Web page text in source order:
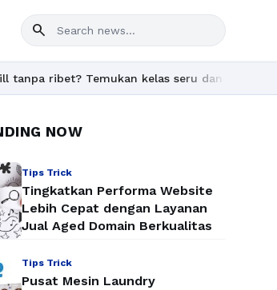
search
Temukan kelas seru dan materi lengkap
NOW
Tips Trick
Tingkatkan Performa Website
Lebih Cepat dengan Layanan
Jual Aged Domain Berkualitas
Tips Trick
Pusat Mesin Laundry